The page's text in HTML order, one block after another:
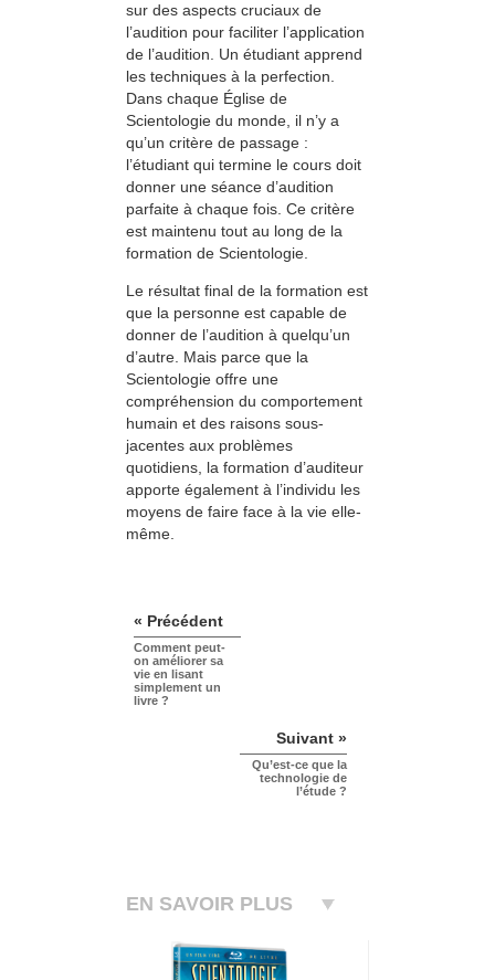
sur des aspects cruciaux de
l’audition pour faciliter l’application
de l’audition. Un étudiant apprend
les techniques à la perfection.
Dans chaque Église de
Scientologie du monde, il n’y a
qu’un critère de passage :
l’étudiant qui termine le cours doit
donner une séance d’audition
parfaite à chaque fois. Ce critère
est maintenu tout au long de la
formation de Scientologie.
Le résultat final de la formation est
que la personne est capable de
donner de l’audition à quelqu’un
d’autre. Mais parce que la
Scientologie offre une
compréhension du comportement
humain et des raisons sous-
jacentes aux problèmes
quotidiens, la formation d’auditeur
apporte également à l’individu les
moyens de faire face à la vie elle-
même.
« Précédent
Comment peut-
on améliorer sa
vie en lisant
simplement un
livre ?
Suivant »
Qu’est-ce que la
technologie de
l’étude ?
EN SAVOIR PLUS